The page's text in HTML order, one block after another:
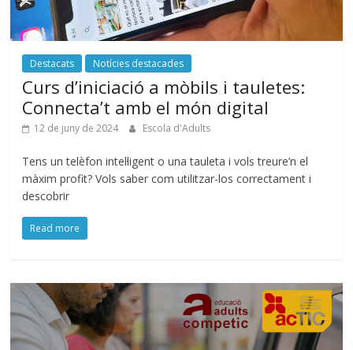
Destacats Notícies destacades
Curs d’iniciació a mòbils i tauletes:
Connecta’t amb el món digital
12 de juny de 2024 Escola d'Adults
Tens un telèfon intel·ligent o una tauleta i vols treure’n el
màxim profit? Vols saber com utilitzar-los correctament i
descobrir
Read more